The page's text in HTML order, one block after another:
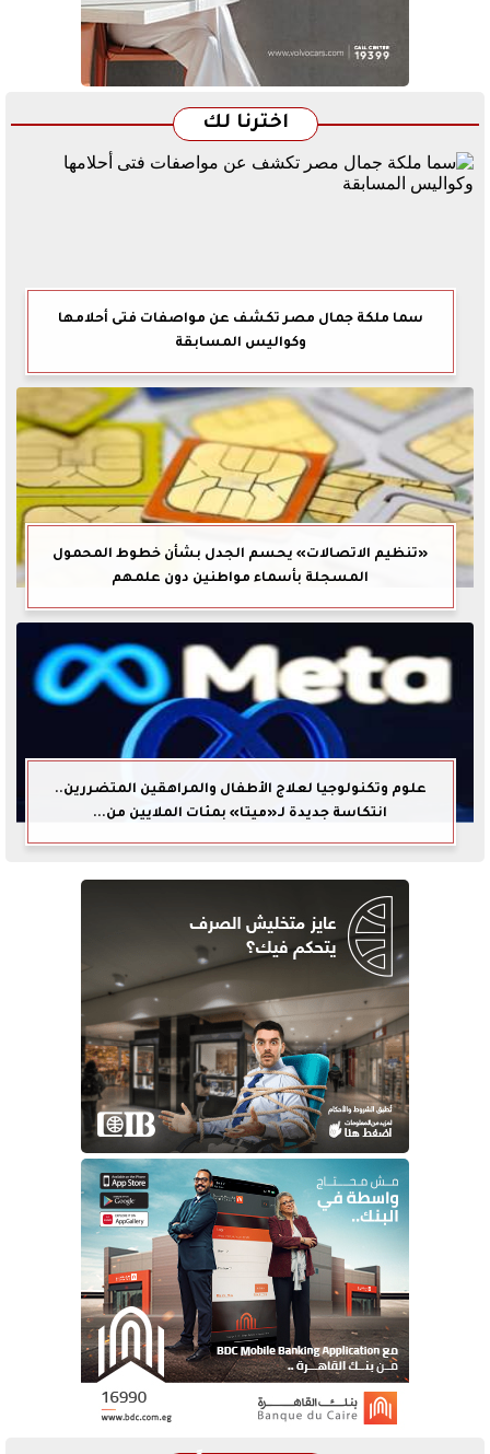
اخترنا لك
سما ملكة جمال مصر تكشف عن مواصفات فتى أحلامها
وكواليس المسابقة
«تنظيم الاتصالات» يحسم الجدل بشأن خطوط المحمول
المسجلة بأسماء مواطنين دون علمهم
علوم وتكنولوجيا لعلاج الأطفال والمراهقين المتضررين..
انتكاسة جديدة لـ«ميتا» بمئات الملايين من...